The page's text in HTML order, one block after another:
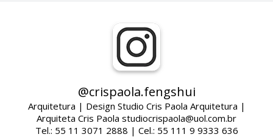
@crispaola.fengshui
Arquitetura | Design Studio Cris Paola Arquitetura |
Arquiteta Cris Paola studiocrispaola@uol.com.br
Tel.: 55 11 3071 2888 | Cel.: 55 111 9 9333 636